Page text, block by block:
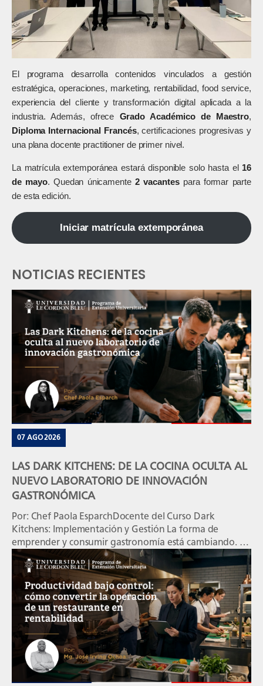
El programa desarrolla contenidos vinculados a gestión
estratégica, operaciones, marketing, rentabilidad, food service,
experiencia del cliente y transformación digital aplicada a la
industria. Además, ofrece Grado Académico de Maestro,
Diploma Internacional Francés, certificaciones progresivas y
una plana docente practitioner de primer nivel.
La matrícula extemporánea estará disponible solo hasta el 16
de mayo. Quedan únicamente2 vacantespara formar parte
de esta edición.
Iniciar matrícula extemporánea
NOTICIAS RECIENTES
07 AGO 2026
LAS DARK KITCHENS: DE LA COCINA OCULTA AL
NUEVO LABORATORIO DE INNOVACIÓN
GASTRONÓMICA
Por: Chef Paola EsparchDocente del Curso Dark
Kitchens: Implementación y Gestión La forma de
emprender y consumir gastronomía está cambiando. En
un mercado donde el consumidor busca conveniencia,
rapidez, variedad y experiencias cada vez más
personalizadas, las Dark Kitchens se han convertido en
uno de los formatos que están transformando el
negocio gastronómico a nivel […]